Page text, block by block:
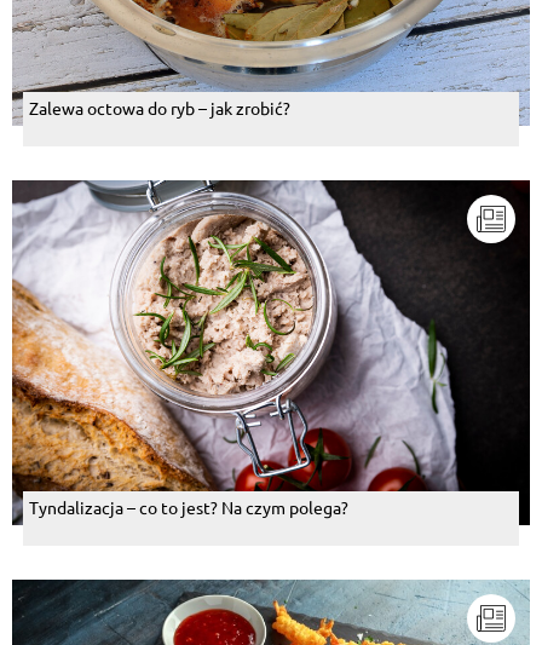
Zalewa octowa do ryb – jak zrobić?
Tyndalizacja – co to jest? Na czym polega?